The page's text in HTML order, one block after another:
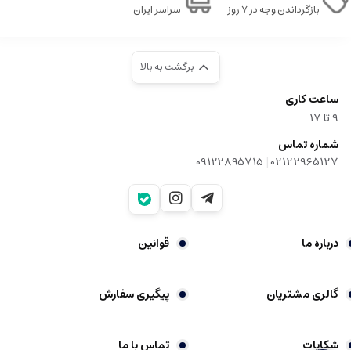
بازگرداندن وجه در ۷ روز
سراسر ایران
برگشت به بالا
ساعت کاری
9‌ تا ۱۷
شماره تماس
02122965127
|
09122895715
درباره ما قوانین
گالری مشتریان پیگیری سفارش
شکایات تماس با ما